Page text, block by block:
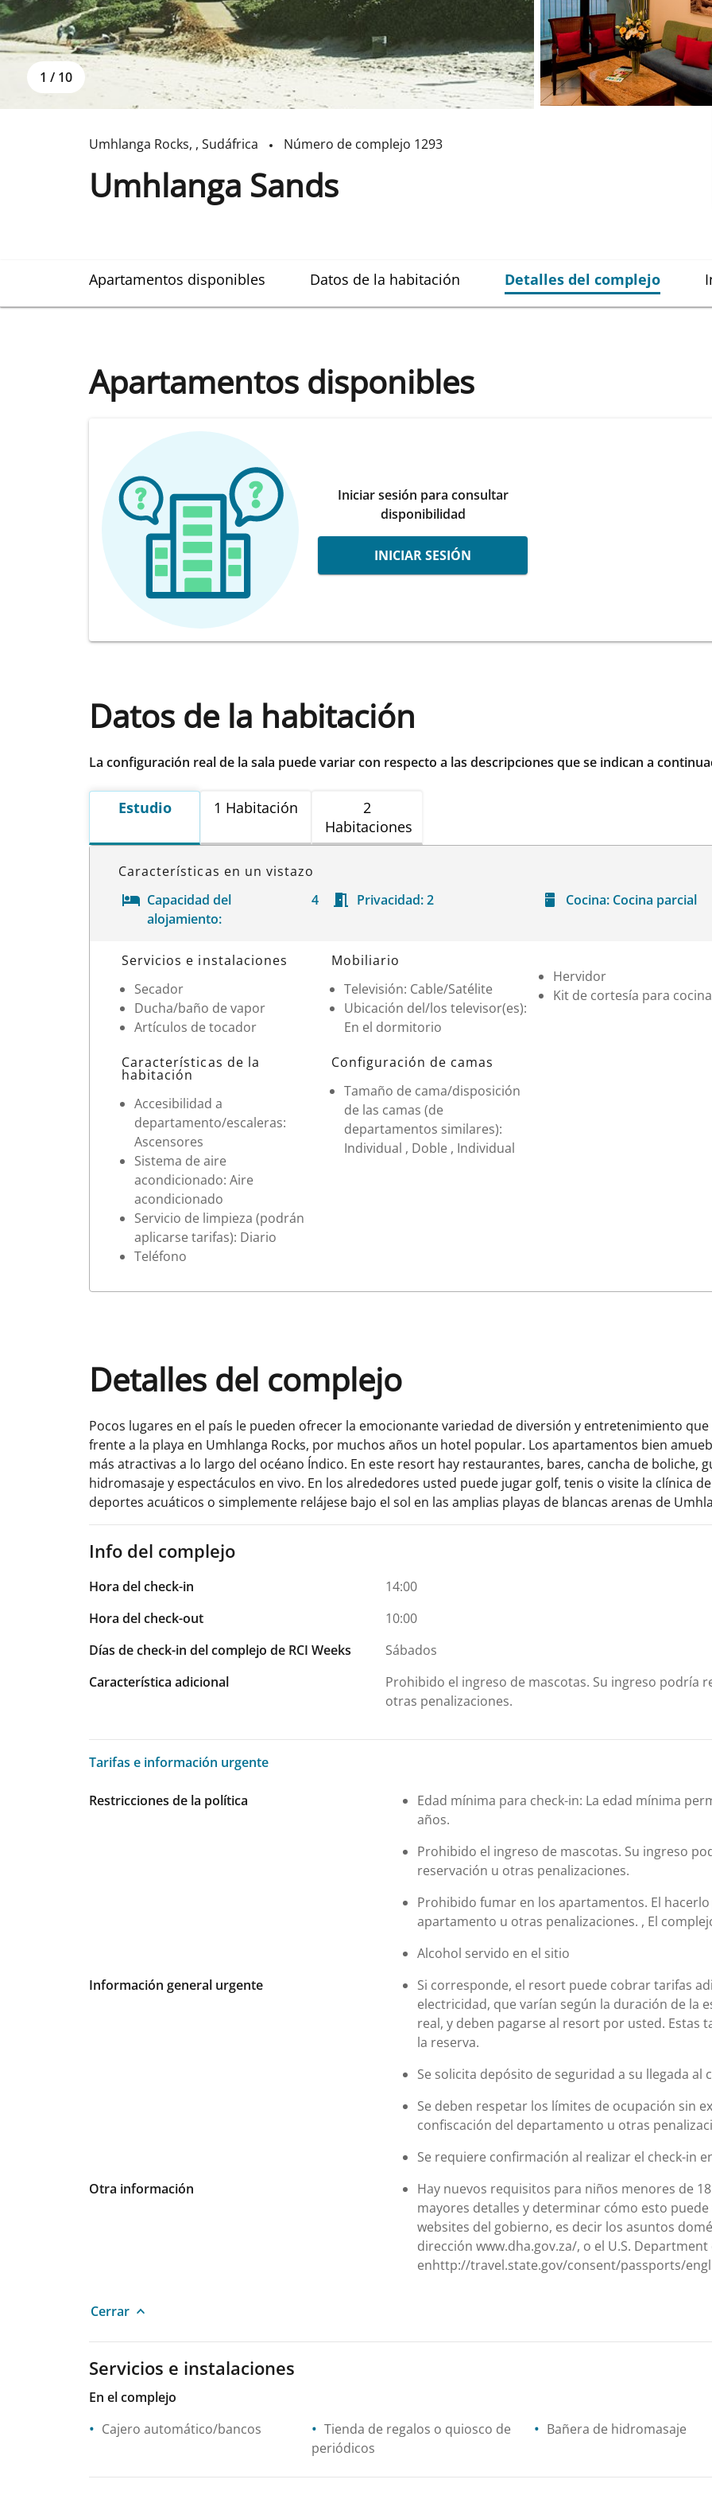
1 / 10
Umhlanga Rocks, , Sudáfrica Número de complejo 1293
Umhlanga Sands
Apartamentos disponibles Datos de la habitación Detalles del complejo
Apartamentos disponibles
Iniciar sesión para consultar
disponibilidad
INICIAR SESIÓN
Datos de la habitación
La configuración real de la sala puede variar con respecto a las descripciones que se indican a
Estudio 1 Habitación
2
Habitaciones
Características en un vistazo
Capacidad del
alojamiento:
4 Privacidad: 2 Cocina: Cocina parcial
Datos de la habitación
Servicios e instalaciones
Secador
Ducha/baño de vapor
Artículos de tocador
Mobiliario
Televisión: Cable/Satélite
Ubicación del/los televisor(es):
En el dormitorio
Hervidor
Kit de cortesía para cocina
Características de la
habitación
Accesibilidad a
departamento/escaleras:
Ascensores
Sistema de aire
acondicionado: Aire
acondicionado
Servicio de limpieza (podrán
aplicarse tarifas): Diario
Teléfono
Configuración de camas
Tamaño de cama/disposición
de las camas (de
departamentos similares):
Individual , Doble , Individual
Detalles del complejo
Pocos lugares en el país le pueden ofrecer la emocionante variedad de diversión y entretenimiento
frente a la playa en Umhlanga Rocks, por muchos años un hotel popular. Los apartamentos bien
más atractivas a lo largo del océano Índico. En este resort hay restaurantes, bares, cancha de boliche,
hidromasaje y espectáculos en vivo. En los alrededores usted puede jugar golf, tenis o visite la clínica
deportes acuáticos o simplemente relájese bajo el sol en las amplias playas de blancas arenas de
Info del complejo
Hora del check-in
14:00
Hora del check-out
10:00
Días de check-in del complejo de RCI Weeks
Sábados
Característica adicional
Prohibido el ingreso de mascotas. Su ingreso podría
otras penalizaciones.
Tarifas e información urgente
Tarifas e información urgente
Restricciones de la política
Edad mínima para check-in: La edad mínima
años.
Prohibido el ingreso de mascotas. Su ingreso
reservación u otras penalizaciones.
Prohibido fumar en los apartamentos. El
apartamento u otras penalizaciones. , El
Alcohol servido en el sitio
Información general urgente
Si corresponde, el resort puede cobrar tarifas
electricidad, que varían según la duración de la
real, y deben pagarse al resort por usted. Estas
la reserva.
Se solicita depósito de seguridad a su llegada al
Se deben respetar los límites de ocupación sin
confiscación del departamento u otras
Se requiere confirmación al realizar el check-in
Otra información
Hay nuevos requisitos para niños menores de
mayores detalles y determinar cómo esto
websites del gobierno, es decir los asuntos
dirección www.dha.gov.za/, o el U.S.
enhttp://travel.state.gov/consent/passports/
Cerrar
Servicios e instalaciones
En el complejo
Cajero automático/bancos
Tienda de regalos o quiosco de
periódicos
Bañera de hidromasaje